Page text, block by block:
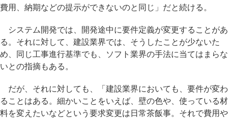
費用、納期などの提示ができないのと同じ」だと続ける。
システム開発では、開発途中に要件定義が変更することがあ
る。それに対して、建設業界では、そうしたことが少ないた
め、同じ工事進行基準でも、ソフト業界の手法に当てはまらな
いとの指摘もある。
だが、それに対しても、「建設業界においても、要件が変わ
ることはある。細かいことをいえば、壁の色や、使っている材
料を変えたいなどという要求変更は日常茶飯事。それで費用や